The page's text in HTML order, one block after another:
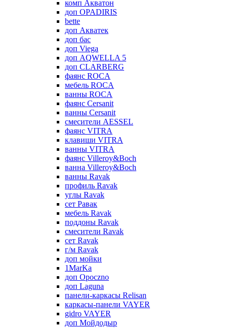
комп Акватон
доп OPADIRIS
bette
доп Акватек
доп бас
доп Viega
доп AQWELLA 5
доп CLARBERG
фаянс ROCA
мебель ROCA
ванны ROCA
фаянс Cersanit
ванны Cersanit
смесители AESSEL
фаянс VITRA
клавиши VITRA
ванны VITRA
фаянс Villeroy&Boch
ванна Villeroy&Boch
ванны Ravak
профиль Ravak
углы Ravak
сет Равак
мебель Ravak
поддоны Ravak
смесители Ravak
сет Ravak
г/м Ravak
доп мойки
1MarKa
доп Opoczno
доп Laguna
панели-каркасы Relisan
каркасы-панели VAYER
gidro VAYER
доп Мойдодыр